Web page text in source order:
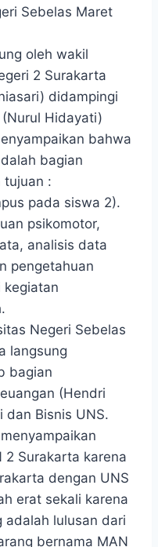
Sebelas Maret
oleh wakil
2 Surakarta
didampingi
Hidayati)
bahwa
bagian
tujuan :
pada siswa 2).
psikomotor,
analisis data
pengetahuan
kegiatan
Negeri Sebelas
langsung
bagian
(Hendri
dan Bisnis UNS.
Surakarta karena
dengan UNS
erat sekali karena
adalah lulusan dari
bernama MAN